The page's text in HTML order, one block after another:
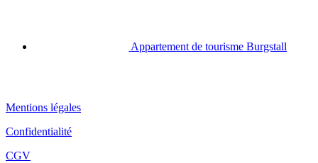
Appartement de tourisme Burgstall
Mentions légales
Confidentialité
CGV